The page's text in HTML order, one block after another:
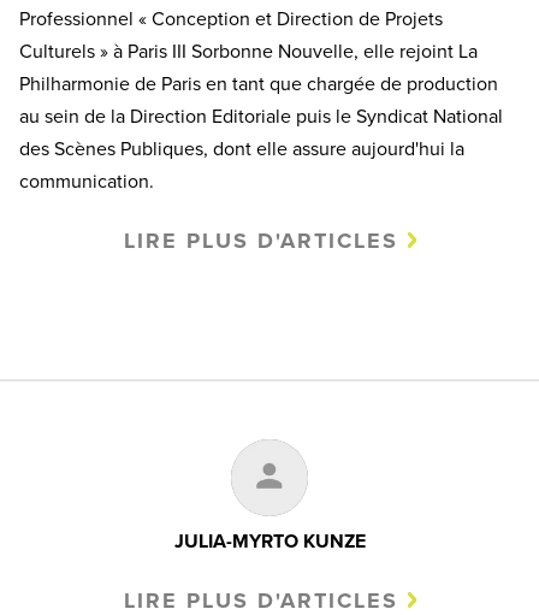
Professionnel « Conception et Direction de Projets
Culturels » à Paris III Sorbonne Nouvelle, elle rejoint La
Philharmonie de Paris en tant que chargée de production
au sein de la Direction Editoriale puis le Syndicat National
des Scènes Publiques, dont elle assure aujourd'hui la
communication.
LIRE PLUS D'ARTICLES
JULIA-MYRTO KUNZE
LIRE PLUS D'ARTICLES